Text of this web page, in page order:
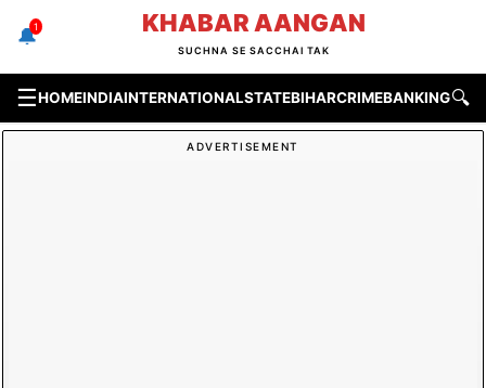
🔔
1 KHABAR AANGAN
SUCHNA SE SACCHAI TAK
☰HOMEINDIAINTERNATIONALSTATEBIHARCRIMEBANKING &🔍
ADVERTISEMENT